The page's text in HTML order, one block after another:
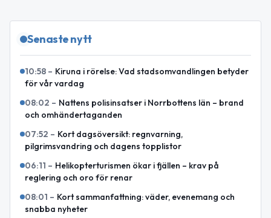
Senaste nytt
10:58 – Kiruna i rörelse: Vad stadsomvandlingen betyder
för vår vardag
08:02 – Nattens polisinsatser i Norrbottens län – brand
och omhändertaganden
07:52 – Kort dagsöversikt: regnvarning,
pilgrimsvandring och dagens topplistor
06:11 – Helikopterturismen ökar i fjällen – krav på
reglering och oro för renar
08:01 – Kort sammanfattning: väder, evenemang och
snabba nyheter